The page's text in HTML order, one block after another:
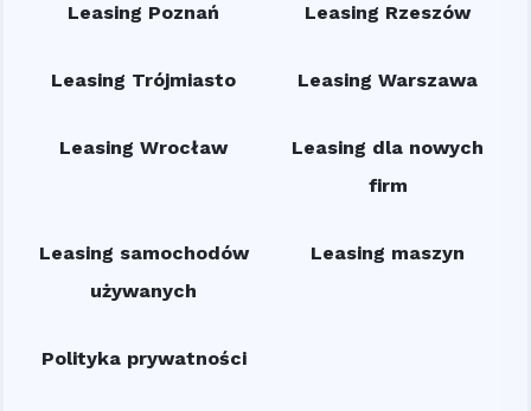
Leasing Poznań Leasing Rzeszów
Leasing Trójmiasto Leasing Warszawa
Leasing Wrocław
Leasing dla nowych
firm
Leasing samochodów
używanych
Leasing maszyn
Polityka prywatności